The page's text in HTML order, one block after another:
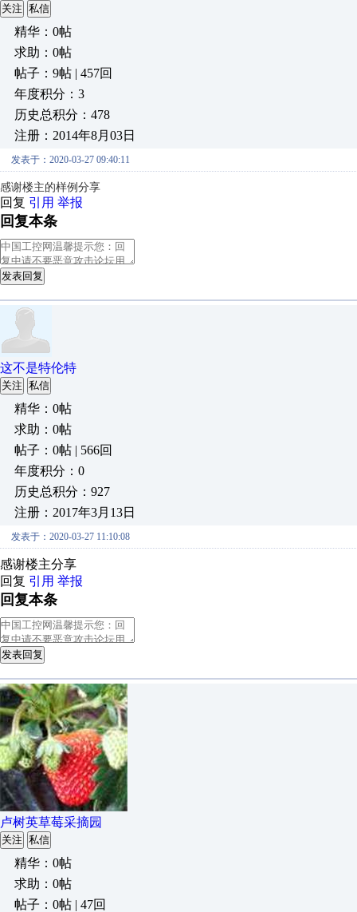
关注 私信
精华：0帖
求助：0帖
帖子：9帖 | 457回
年度积分：3
历史总积分：478
注册：2014年8月03日
发表于：2020-03-27 09:40:11
感谢楼主的样例分享
回复 引用 举报
回复本条
发表回复
这不是特伦特
关注 私信
精华：0帖
求助：0帖
帖子：0帖 | 566回
年度积分：0
历史总积分：927
注册：2017年3月13日
发表于：2020-03-27 11:10:08
感谢楼主分享
回复 引用 举报
回复本条
发表回复
卢树英草莓采摘园
关注 私信
精华：0帖
求助：0帖
帖子：0帖 | 47回